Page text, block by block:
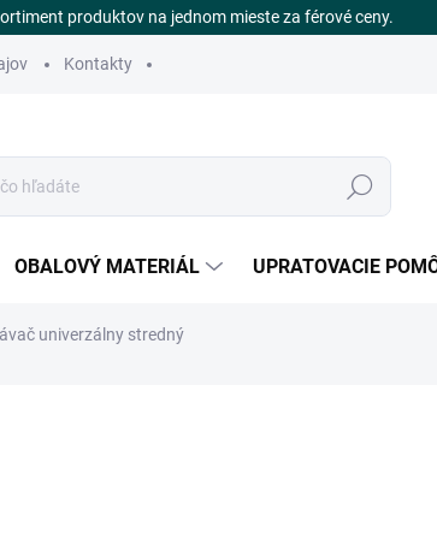
produktov na jednom mieste za férové ceny.
Kontakty
Hľadať
OBALOVÝ MATERIÁL UPRATOVACIE
univerzálny stredný